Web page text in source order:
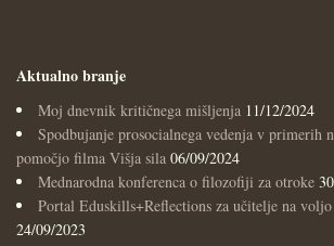
Aktualno branje
Moj dnevnik kritičnega mišljenja 11/12/2024
Spodbujanje prosocialnega vedenja v primerih
pomočjo filma Višja sila 06/09/2024
Mednarodna konferenca o filozofiji za otroke
Portal Eduskills+Reflections za učitelje na
24/09/2023